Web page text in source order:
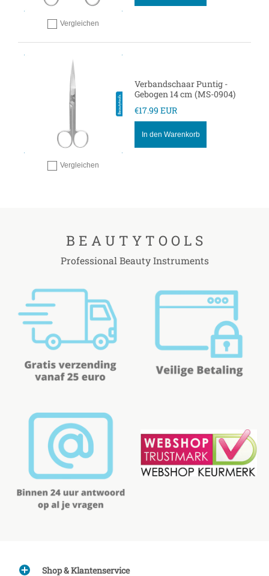
Hinzufügen zum vergleichen
Vergleichen
Hinzufügen zum vergleichen
Vergleichen
Verbandschaar Puntig -
Gebogen 14 cm (MS-0904)
€17.99 EUR
In den Warenkorb
B E A U T Y T O O L S
Professional Beauty Instruments
Shop & Klantenservice